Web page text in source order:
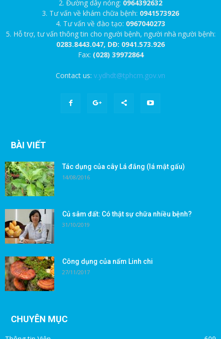
2. Đường dây nóng: 0964392632
3. Tư vấn về khám chữa bệnh: 0941573926
4. Tư vấn về đào tạo: 0967040273
5. Hỗ trợ, tư vấn thông tin cho người bệnh, người nhà người bệnh:
0283.8443.047, DĐ: 0941.573.926
Fax: (028) 39972864
Contact us: v.ydhdt@tphcm.gov.vn
BÀI VIẾT
Tác dụng của cây Lá đắng (lá mật gấu)
14/08/2016
Củ sâm đất: Có thật sự chữa nhiều bệnh?
31/10/2019
Công dụng của nấm Linh chi
27/11/2017
CHUYÊN MỤC